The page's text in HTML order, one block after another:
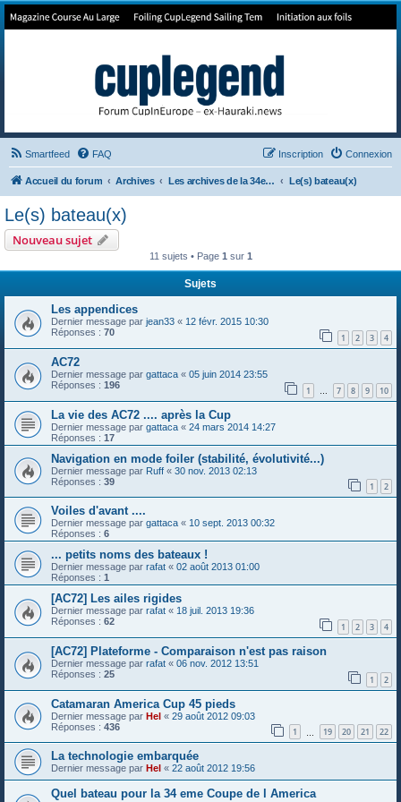
Forum de Cup In Europe
Smartfeed FAQ Connexion
Inscription
Accueil du forum Archives Les archives de la 34e America's Cup Le(s) bateau(x)
Le(s) bateau(x)
Nouveau sujet
11 sujets • Page 1sur 1
Sujets
Les appendices
Dernier message par jean33 « 12 févr. 2015 10:30
Réponses : 70 1 2 3 4
AC72
Dernier message par gattaca « 05 juin 2014 23:55
Réponses : 196 1 … 7 8 9 10
La vie des AC72 .... après la Cup
Dernier message par gattaca « 24 mars 2014 14:27
Réponses : 17
Navigation en mode foiler (stabilité, évolutivité...)
Dernier message par Ruff « 30 nov. 2013 02:13
Réponses : 39 1 2
Voiles d'avant ....
Dernier message par gattaca « 10 sept. 2013 00:32
Réponses : 6
... petits noms des bateaux !
Dernier message par rafat « 02 août 2013 01:00
Réponses : 1
[AC72] Les ailes rigides
Dernier message par rafat « 18 juil. 2013 19:36
Réponses : 62 1 2 3 4
[AC72] Plateforme - Comparaison n'est pas raison
Dernier message par rafat « 06 nov. 2012 13:51
Réponses : 25 1 2
Catamaran America Cup 45 pieds
Dernier message par Hel « 29 août 2012 09:03
Réponses : 436 1 19 20 21 22
La technologie embarquée
Dernier message par Hel « 22 août 2012 19:56
Quel bateau pour la 34 eme Coupe de l America